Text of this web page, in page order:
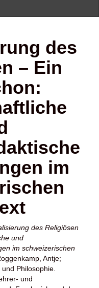
des
– Ein
im
des Religiösen
und
im schweizerischen
Antje;
Philosophie.
und